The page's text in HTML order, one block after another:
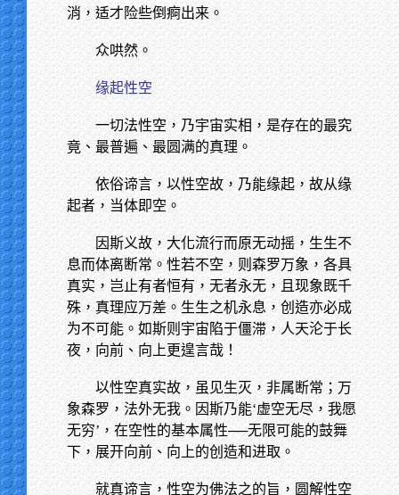
消，适才险些倒痾出来。
众哄然。
缘起性空
一切法性空，乃宇宙实相，是存在的最究
竟、最普遍、最圆满的真理。
依俗谛言，以性空故，乃能缘起，故从缘
起者，当体即空。
因斯义故，大化流行而原无动摇，生生不
息而体离断常。性若不空，则森罗万象，各具
真实，岂止有者恒有，无者永无，且现象既千
殊，真理应万差。生生之机永息，创造亦必成
为不可能。如斯则宇宙陷于僵滞，人天沦于长
夜，向前、向上更遑言哉！
以性空真实故，虽见生灭，非属断常；万
象森罗，法外无我。因斯乃能‘虚空无尽，我愿
无穷’，在空性的基本属性──无限可能的鼓舞
下，展开向前、向上的创造和进取。
就真谛言，性空为佛法之的旨，圆解性空